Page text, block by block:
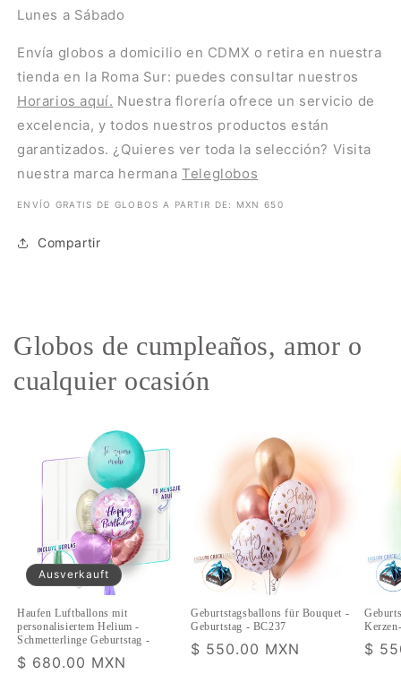
Lunes a Sábado
Envía globos a domicilio en CDMX o retira en nuestra
tienda en la Roma Sur: puedes consultar nuestros
Horarios aquí. Nuestra florería ofrece un servicio de
excelencia, y todos nuestros productos están
garantizados. ¿Quieres ver toda la selección? Visita
nuestra marca hermanaTeleglobos
ENVÍO GRATIS DE GLOBOS A PARTIR DE: MXN 650
Compartir
Globos de cumpleaños, amor o
cualquier ocasión
Ausverkauft
Haufen Luftballons mit
personalisiertem Helium -
Schmetterlinge Geburtstag -
Normaler
$ 680.00 MXN
Geburtstagsballons für Bouquet -
Geburtstag - BC237
Normaler
$ 550.00 MXN $